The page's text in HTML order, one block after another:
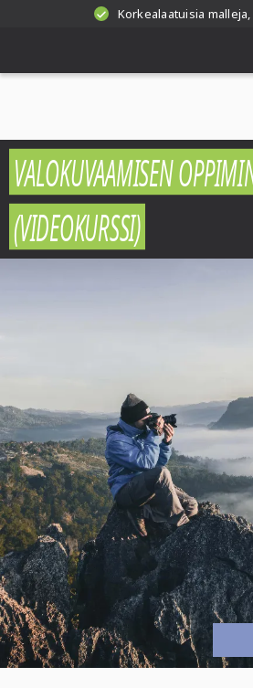
Korkealaatuisia
VALOKUVAAMISEN
(VIDEOKURSSI)